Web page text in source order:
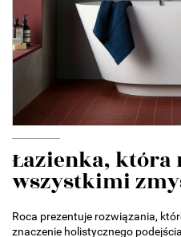
Łazienka, która
wszystkimi
Roca prezentuje rozwiązania,
znaczenie holistycznego